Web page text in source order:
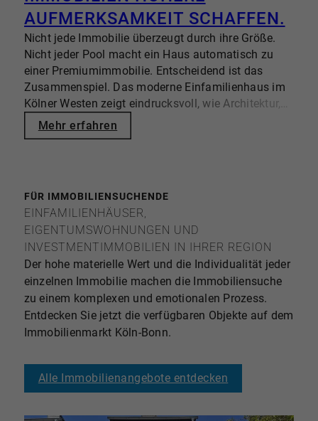
Die Kosten einer Immobilienbewertung in Köln
hängen von Umfang und Zweck der Bewertung ab.
Eine Marktpreiseinschätzung durch einen Makler
erfolgt häufig kostenfrei im Rahmen eines in
Aussicht gestellten Verkaufsmandats.
Kurzgutachten liegen meist zwischen 500 und 1.500
Euro. Gerichtsfeste Verkehrswertgutachten kosten
meist ca. 2.000 bis 6.000 Euro – bei komplexen
liefern erste Orientierungen, ersetzen jedoch keine
individuelle Bewertung. Dr. OEBELS + partner
verbindet regionale Expertise mit strategischer
Marktanalyse und gezielter Vermarktung.
UFMERKSAMKEIT SCHAFFEN.
Nicht jede Immobilie überzeugt durch ihre Größe.
Nicht jeder Pool macht ein Haus automatisch zu
einer Premiumimmobilie. Entscheidend ist das
Zusammenspiel. Das moderne Einfamilienhaus im
Kölner Westen zeigt eindrucksvoll, wie Architektur,
Lage und Wohngefühl eine Immobilie zu einem
stimmigen Gesamtkonzept werden lassen. Auf
Mehr erfahren
FÜR IMMOBILIENSUCHENDE
EINFAMILIENHÄUSER,
EIGENTUMSWOHNUNGEN UND
INVESTMENTIMMOBILIEN IN IHRER REGION
Der hohe materielle Wert und die Individualität jeder
einzelnen Immobilie machen die Immobiliensuche
zu einem komplexen und emotionalen Prozess.
Entdecken Sie jetzt die verfügbaren Objekte auf dem
Immobilienmarkt Köln-Bonn.
Alle Immobilienangebote entdecken